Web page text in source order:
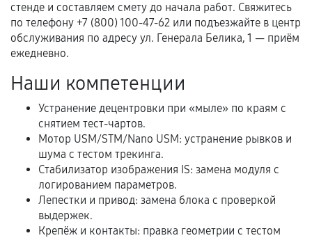
гарантии
Гарантийный талон.
услуг и сроком гарантии.
Документы на установленные комплектующие
и кассовый чек.
Расширенная гарантия
В некоторых случаях возможно оформление
расширенной гарантии. Стоимость, сроки и
стенде и составляем смету до начала работ. Свяжитесь
по телефону +7 (800) 100-47-62 или подъезжайте в центр
обслуживания по адресу ул. Генерала Белика, 1 — приём
ежедневно.
Наши компетенции
Устранение децентровки при «мыле» по краям с
снятием тест-чартов.
Мотор USM/STM/Nano USM: устранение рывков и
шума с тестом трекинга.
Стабилизатор изображения IS: замена модуля с
логированием параметров.
Лепестки и привод: замена блока с проверкой
выдержек.
Крепёж и контакты: правка геометрии с тестом